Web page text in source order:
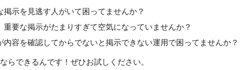
掲示を見逃す人がいて困ってませんか？
重要な掲示がたまりすぎて空気になっていませんか？
内容を確認してからでないと掲示できない運用で困ってませんか？
らできるんです！ぜひお試しください。